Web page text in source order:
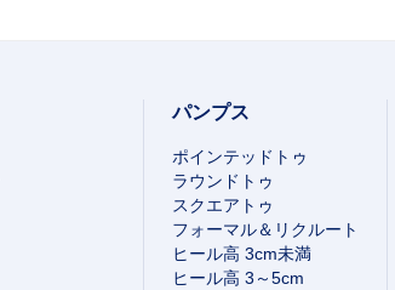
パンプス
ポインテッドトゥ
ラウンドトゥ
スクエアトゥ
フォーマル＆リクルート
ヒール高 3cm未満
ヒール高 3～5cm